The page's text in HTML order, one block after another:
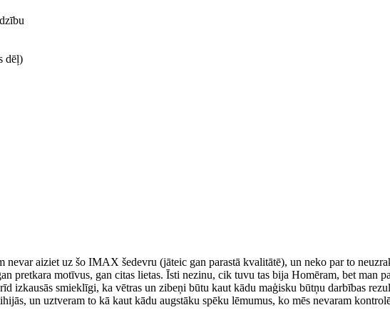
dēļ)
nevar aiziet uz šo IMAX šedevru (jāteic gan parastā kvalitātē), un neko par to
pretkara motīvus, gan citas lietas. Īsti nezinu, cik tuvu tas bija Homēram, bet man
izkausās smieklīgi, ka vētras un zibeņi būtu kaut kādu maģisku būtņu darbības
un uztveram to kā kaut kādu augstāku spēku lēmumus, ko mēs nevaram